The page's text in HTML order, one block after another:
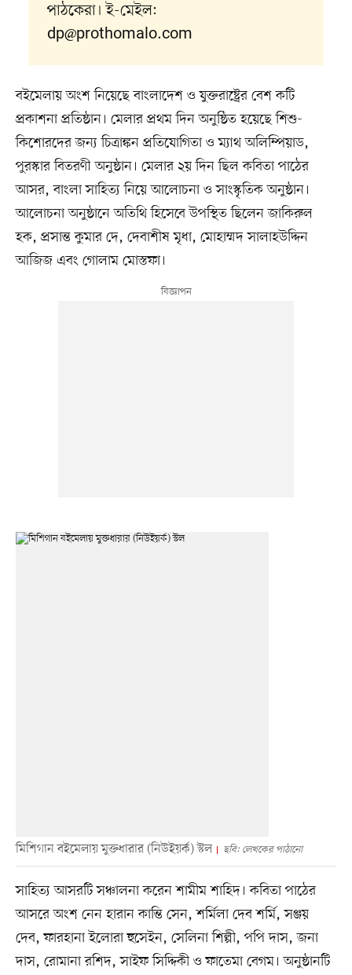
পাঠকেরা। ই-মেইল:
dp@prothomalo.com
বইমেলায় অংশ নিয়েছে বাংলাদেশ ও যুক্তরাষ্ট্রের বেশ কটি
প্রকাশনা প্রতিষ্ঠান। মেলার প্রথম দিন অনুষ্ঠিত হয়েছে শিশু-
কিশোরদের জন্য চিত্রাঙ্কন প্রতিযোগিতা ও ম্যাথ অলিম্পিয়াড,
পুরস্কার বিতরণী অনুষ্ঠান। মেলার ২য় দিন ছিল কবিতা পাঠের
আসর, বাংলা সাহিত্য নিয়ে আলোচনা ও সাংস্কৃতিক অনুষ্ঠান।
আলোচনা অনুষ্ঠানে অতিথি হিসেবে উপস্থিত ছিলেন জাকিরুল
হক, প্রসান্ত কুমার দে, দেবাশীষ মৃধা, মোহাম্মদ সালাহউদ্দিন
আজিজ এবং গোলাম মোস্তফা।
মিশিগান বইমেলায় মুক্তধারার (নিউইয়র্ক) স্টল ছবি: লেখকের পাঠানো
সাহিত্য আসরটি সঞ্চালনা করেন শামীম শাহিদ। কবিতা পাঠের
আসরে অংশ নেন হারান কান্তি সেন, শর্মিলা দেব শর্মি, সঞ্জয়
দেব, ফারহানা ইলোরা হুসেইন, সেলিনা শিল্পী, পপি দাস, জনা
দাস, রোমানা রশিদ, সাইফ সিদ্দিকী ও ফাতেমা বেগম। অনুষ্ঠানটি